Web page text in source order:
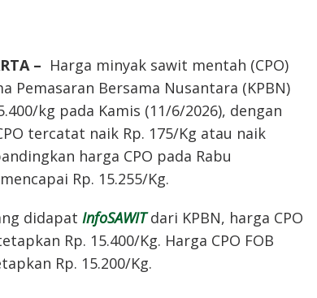
– Harga minyak sawit mentah (CPO)
Pemasaran Bersama Nusantara (KPBN)
kg pada Kamis (11/6/2026), dengan
tercatat naik Rp. 175/Kg atau naik
harga CPO pada Rabu
Rp. 15.255/Kg.
didapat InfoSAWIT dari KPBN, harga CPO
Rp. 15.400/Kg. Harga CPO FOB
Rp. 15.200/Kg.